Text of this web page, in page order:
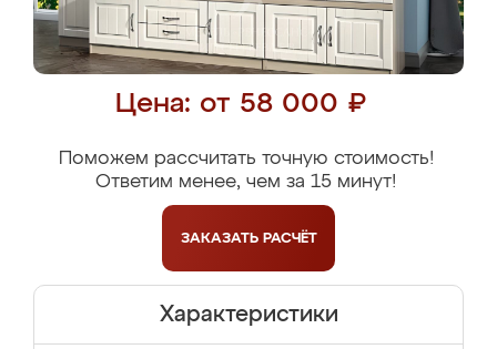
Цена: от 58 000 ₽
Поможем рассчитать точную стоимость!
Ответим менее, чем за 15 минут!
ЗАКАЗАТЬ РАСЧЁТ
Характеристики